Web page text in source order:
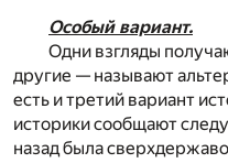
Особый вариант.
Одни взгляды
другие — называют
есть и третий вариант
историки сообщают
назад была